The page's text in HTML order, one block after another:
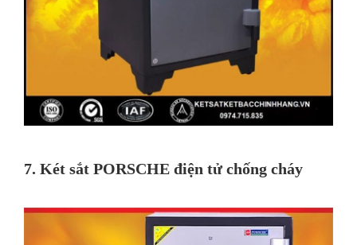
7. Két sắt PORSCHE điện tử chống cháy